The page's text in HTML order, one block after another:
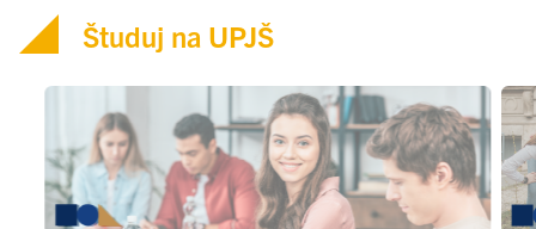
Študuj na UPJŠ